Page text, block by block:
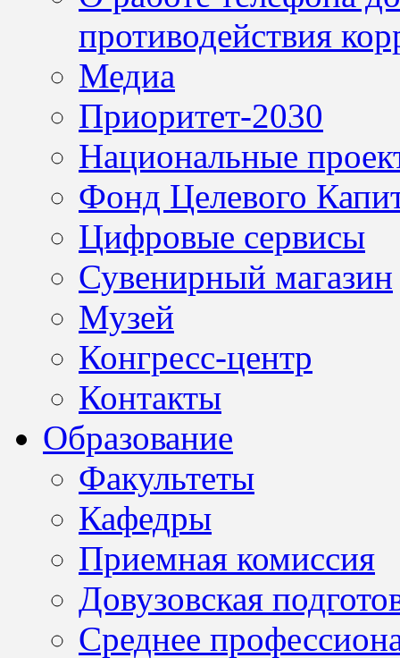
противодействия
Медиа
Приоритет-2030
Национальные
Фонд Целевого
Цифровые сервисы
Сувенирный магазин
Музей
Конгресс-центр
Контакты
Образование
Факультеты
Кафедры
Приемная комиссия
Довузовская
Среднее